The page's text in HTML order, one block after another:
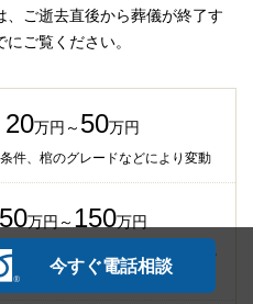
ご逝去直後から葬儀が終了す
ご覧ください。
20万円～ 50万円
件、棺のグレードなどにより変動
50万円～ 150万円
外か、返礼品・飲食などを用意する
かなどで変動
今すぐ電話相談